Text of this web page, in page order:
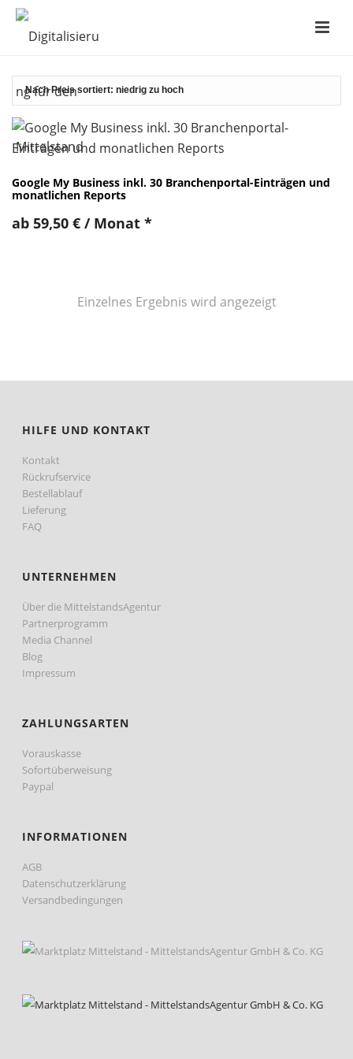
Google My Business inkl. 30 Branchenportal-Einträgen und
monatlichen Reports
ab 59,50 € / Monat *
Einzelnes Ergebnis wird angezeigt
HILFE UND KONTAKT
Kontakt
Rückrufservice
Bestellablauf
Lieferung
FAQ
UNTERNEHMEN
Über die MittelstandsAgentur
Partnerprogramm
Media Channel
Blog
Impressum
ZAHLUNGSARTEN
Vorauskasse
Sofortüberweisung
Paypal
INFORMATIONEN
AGB
Datenschutzerklärung
Versandbedingungen